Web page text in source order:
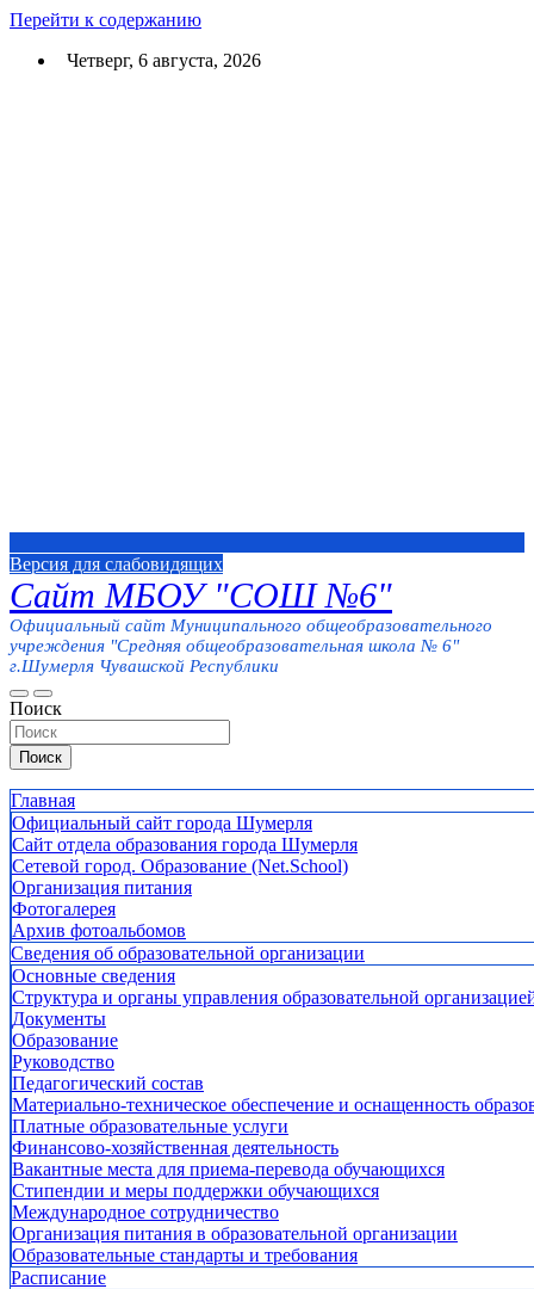
Перейти к содержанию
Четверг, 6 августа, 2026
Версия для слабовидящих
Сайт МБОУ "СОШ №6"
Официальный сайт Муниципального общеобразовательного
учреждения "Средняя общеобразовательная школа № 6"
г.Шумерля Чувашской Республики
Поиск
Поиск
Главная
Официальный сайт города Шумерля
Сайт отдела образования города Шумерля
Сетевой город. Образование (Net.School)
Организация питания
Фотогалерея
Архив фотоальбомов
Сведения об образовательной организации
Основные сведения
Структура и органы управления образовательной
Документы
Образование
Руководство
Педагогический состав
Материально-техническое обеспечение и оснащенность
Платные образовательные услуги
Финансово-хозяйственная деятельность
Вакантные места для приема-перевода обучающихся
Стипендии и меры поддержки обучающихся
Международное сотрудничество
Организация питания в образовательной организации
Образовательные стандарты и требования
Расписание